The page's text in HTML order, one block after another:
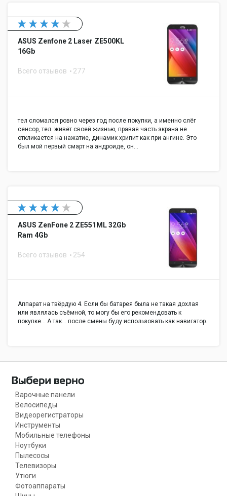
ASUS Zenfone 2 Laser ZE500KL
16Gb
Всего отзывов 277
тел сломался ровно через год после покупки, а именно слёг
сенсор, тел. живёт своей жизнью, правая часть экрана не
откликается на нажатие, динамик хрипит как при ангине. Это
был мой первый смарт на андроиде, он…
ASUS ZenFone 2 ZE551ML 32Gb
Ram 4Gb
Всего отзывов 254
Аппарат на твёрдую 4. Если бы батарея была не такая дохлая
или являлась съёмной, то могу бы его рекомендовать к
покупке... А так... после смены буду использовать как навигатор.
Варочные панели
Велосипеды
Видеорегистраторы
Инструменты
Мобильные телефоны
Ноутбуки
Пылесосы
Телевизоры
Утюги
Фотоаппараты